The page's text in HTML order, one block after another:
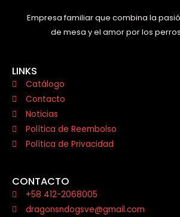
Empresa familiar que combina la
de mesa y el amor por los
LINKS
Catálogo
Contacto
Noticias
Política de Reembolso
Política de Privacidad
CONTACTO
+58 412-2068005
dragonsndogsve@gmail.com